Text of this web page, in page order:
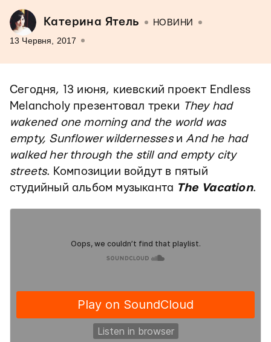
Катерина Ятель НОВИНИ
13 Червня, 2017
Сегодня, 13 июня, киевский проект Endless
Melancholy презентовал треки They had
wakened one morning and the world was
empty, Sunflower wildernesses и And he had
walked her through the still and empty city
streets. Композиции войдут в пятый
студийный альбом музыканта The Vacation.